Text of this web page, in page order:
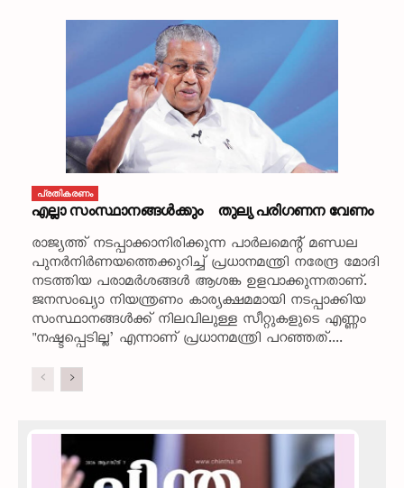
പ്രതികരണം
എല്ലാ സംസ്ഥാനങ്ങൾക്കും തുല്യ പരിഗണന വേണം
രാജ്യത്ത് നടപ്പാക്കാനിരിക്കുന്ന പാർലമെന്റ് മണ്ഡല
പുനർനിർണയത്തെക്കുറിച്ച് പ്രധാനമന്ത്രി നരേന്ദ്ര മോദി
നടത്തിയ പരാമർശങ്ങൾ ആശങ്ക ഉളവാക്കുന്നതാണ്.
ജനസംഖ്യാ നിയന്ത്രണം കാര്യക്ഷമമായി നടപ്പാക്കിയ
സംസ്ഥാനങ്ങൾക്ക് നിലവിലുള്ള സീറ്റുകളുടെ എണ്ണം
"നഷ്ടപ്പെടില്ല’ എന്നാണ് പ്രധാനമന്ത്രി പറഞ്ഞത്....